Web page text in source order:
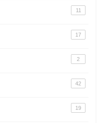
11
17
2
42
19